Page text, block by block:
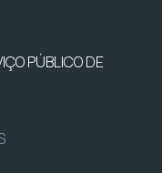
PÚBLICO DE